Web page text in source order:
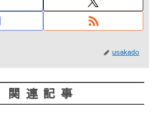
usakado
関連記事